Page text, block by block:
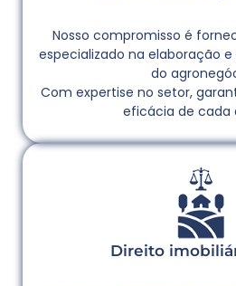
Nosso compromisso é
especializado na elaboração
do
Com expertise no setor,
eficácia de cada
Direito